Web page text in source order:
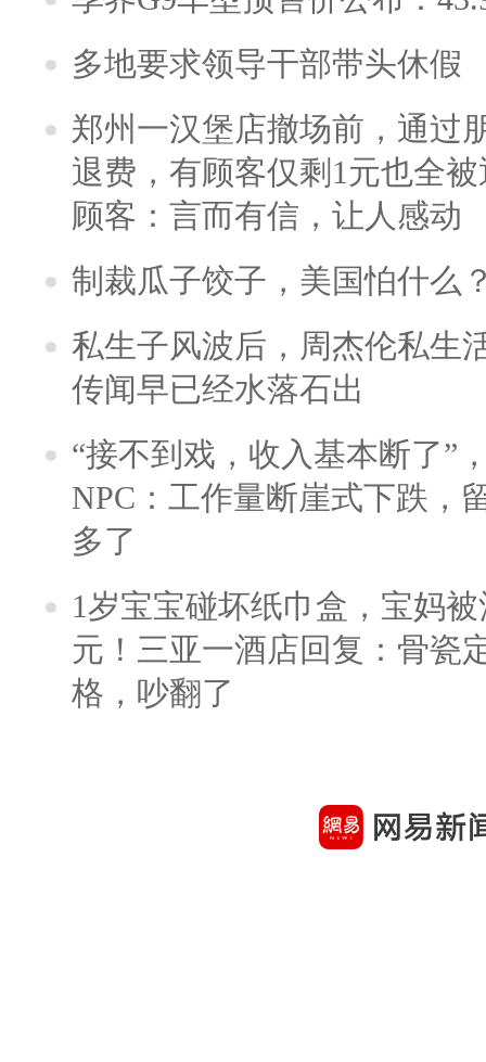
多地要求领导干部带头休假
郑州一汉堡店撤场前，通过
退费，有顾客仅剩1元也全
顾客：言而有信，让人感动
制裁瓜子饺子，美国怕什么
私生子风波后，周杰伦私生
传闻早已经水落石出
“接不到戏，收入基本断了”
NPC：工作量断崖式下跌，
多了
1岁宝宝碰坏纸巾盒，宝妈
元！三亚一酒店回复：骨瓷
格，吵翻了